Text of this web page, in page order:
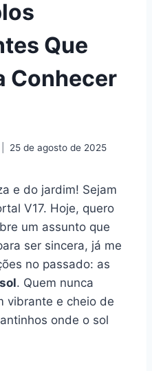
Que
Conhecer
25 de agosto de 2025
e do jardim! Sejam
V17. Hoje, quero
um assunto que
ser sincera, já me
no passado: as
. Quem nunca
vibrante e cheio de
onde o sol